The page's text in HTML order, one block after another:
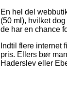
En hel del
(50 ml), hvilket
de har en chance
Indtil flere
pris. Ellers bør
Haderslev eller